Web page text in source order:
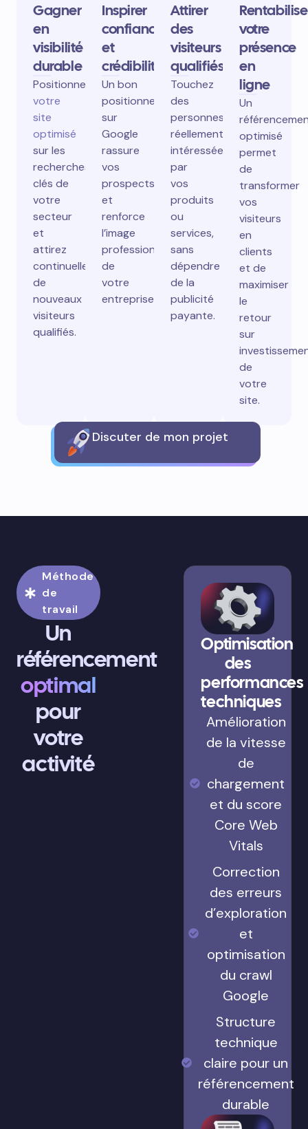
Gagner
en
visibilité
durable
Positionnez
votre
site
optimisé
sur les
recherches
clés de
votre
secteur
et
attirez
continuellement
de
nouveaux
visiteurs
qualifiés.
Inspirer
confiance
et
crédibilité
Un bon
positionnement
sur
Google
rassure
vos
prospects
et
renforce
l’image
professionnelle
de
votre
entreprise.
Attirer
des
visiteurs
qualifiés
Touchez
des
personnes
réellement
intéressées
par
vos
produits
ou
services,
sans
dépendre
de la
publicité
payante.
votre
présence
en
ligne
Un
optimisé
permet
de
transformer
vos
visiteurs
en
clients
et de
maximiser
le
retour
sur
de
votre
site.
Discuter de mon projet
Méthode
de
travail
Un
référencement
optimal
pour
votre
activité
Optimisation
des
performances
techniques
Amélioration
de la vitesse
de
chargement
et du score
Core Web
Vitals
Correction
des erreurs
d’exploration
et
optimisation
du crawl
Google
Structure
technique
claire pour un
référencement
durable